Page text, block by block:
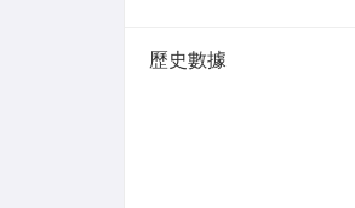
歷史數據